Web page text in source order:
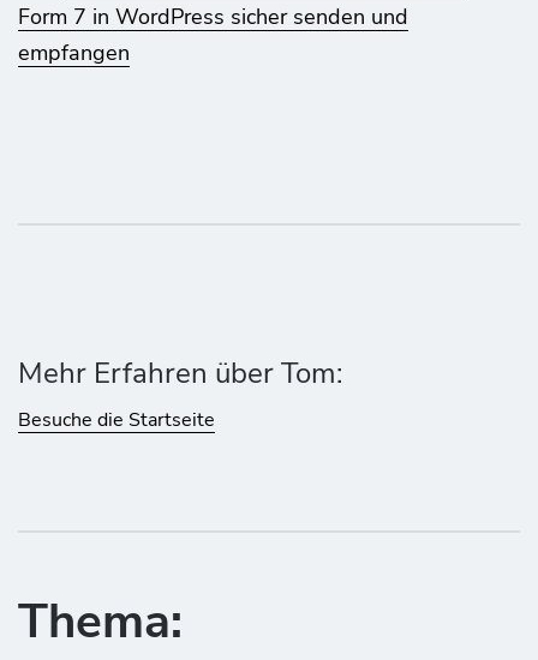
Form 7 in WordPress sicher senden und
empfangen
Mehr Erfahren über Tom:
Besuche die Startseite
Thema: